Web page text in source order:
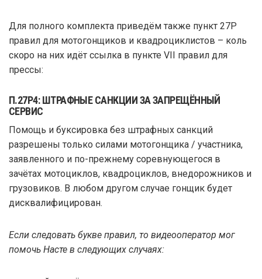
Для полного комплекта приведём также пункт 27P
правил для мотогонщиков и квадроциклистов – коль
скоро на них идёт ссылка в пункте VII правил для
прессы:
П.27P4: ШТРАФНЫЕ САНКЦИИ ЗА ЗАПРЕЩЁННЫЙ
СЕРВИС
Помощь и буксировка без штрафных санкций
разрешены только силами мотогонщика / участника,
заявленного и по-прежнему соревнующегося в
зачётах мотоциклов, квадроциклов, внедорожников и
грузовиков. В любом другом случае гонщик будет
дисквалифицирован.
Если следовать букве правил, то видеооператор мог
помочь Насте в следующих случаях: